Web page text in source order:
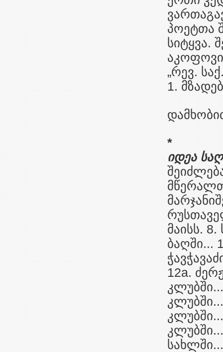
პოეტთა
სიტყვა.
„რევ.
1.
*
იდეა
მაისს.
ბაღში...
12a.